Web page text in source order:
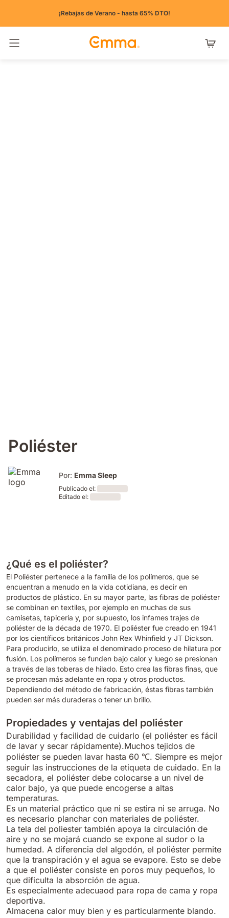
¡Rebajas de Verano - hasta 65% DTO!
Poliéster
Por: Emma Sleep
Publicado el:
Editado el:
¿Qué es el poliéster?
El Poliéster pertenece a la familia de los polímeros, que se
encuentran a menudo en la vida cotidiana, es decir en
productos de plástico. En su mayor parte, las fibras de poliéster
se combinan en textiles, por ejemplo en muchas de sus
camisetas, tapicería y, por supuesto, los infames trajes de
poliéster de la década de 1970. El poliéster fue creado en 1941
por los científicos británicos John Rex Whinfield y JT Dickson.
Para producirlo, se utiliza el denominado proceso de hilatura por
fusión. Los polímeros se funden bajo calor y luego se presionan
a través de las toberas de hilado. Esto crea las fibras finas, que
se procesan más adelante en ropa y otros productos.
Dependiendo del método de fabricación, éstas fibras también
pueden ser más duraderas o tener un brillo.
Propiedades y ventajas del poliéster
Durabilidad y facilidad de cuidarlo (el poliéster es fácil
de lavar y secar rápidamente).Muchos tejidos de
poliéster se pueden lavar hasta 60 ℃. Siempre es mejor
seguir las instrucciones de la etiqueta de cuidado. En la
secadora, el poliéster debe colocarse a un nivel de
calor bajo, ya que puede encogerse a altas
temperaturas.
Es un material práctico que ni se estira ni se arruga. No
es necesario planchar con materiales de poliéster.
La tela del poliester también apoya la circulación de
aire y no se mojará cuando se expone al sudor o la
humedad. A diferencia del algodón, el poliéster permite
que la transpiración y el agua se evapore. Esto se debe
a que el poliéster consiste en poros muy pequeños, lo
que dificulta la absorción de agua.
Es especialmente adecuaod para ropa de cama y ropa
deportiva.
Almacena calor muy bien y es particularmente blando.